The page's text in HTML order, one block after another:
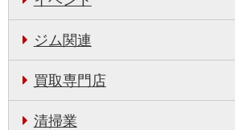
ジム関連
買取専門店
清掃業